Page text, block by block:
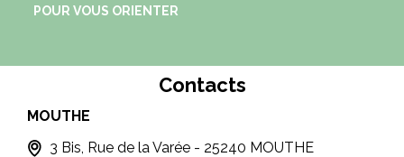
POUR VOUS ORIENTER
Contacts
MOUTHE
3 Bis, Rue de la Varée - 25240 MOUTHE